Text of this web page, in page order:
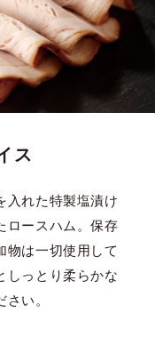
ス
入れた特製塩漬け
ロースハム。保存
物は一切使用して
しっとり柔らかな
い。